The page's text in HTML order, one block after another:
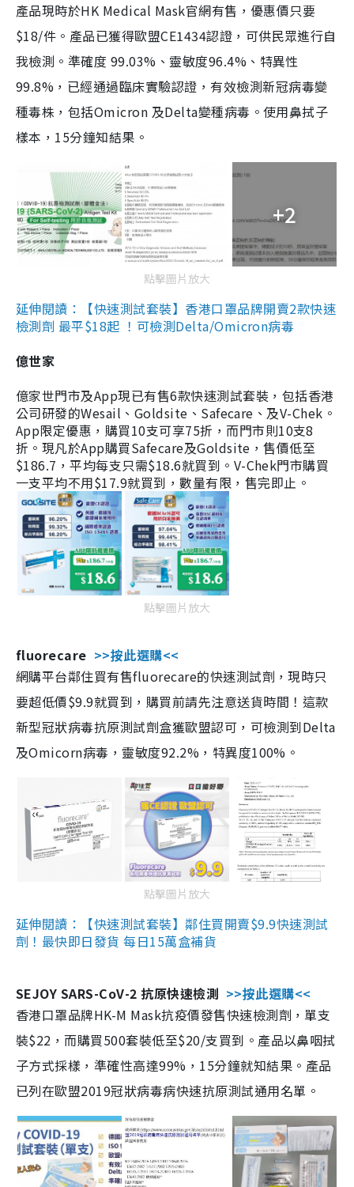
產品現時於HK Medical Mask官網有售，優惠價只要
$18/件。產品已獲得歐盟CE1434認證，可供民眾進行自
我檢測。準確度 99.03%、靈敏度96.4%、特異性
99.8%，已經通過臨床實驗認證，有效檢測新冠病毒變
種毒株，包括Omicron 及Delta變種病毒。使用鼻拭子
樣本，15分鐘知結果。
+2
點擊圖片放大
延伸閱讀：【快速測試套裝】香港口罩品牌開賣2款快速
檢測劑 最平$18起 ！可檢測Delta/Omicron病毒
億世家
億家世門市及App現已有售6款快速測試套裝，包括香港
公司研發的Wesail、Goldsite、Safecare、及V-Chek。
App限定優惠，購買10支可享75折，而門市則10支8
折。現凡於App購買Safecare及Goldsite，售價低至
$186.7，平均每支只需$18.6就買到。V-Chek門市購買
一支平均不用$17.9就買到，數量有限，售完即止。
點擊圖片放大
fluorecare >>按此選購<<
網購平台鄰住買有售fluorecare的快速測試劑，現時只
要超低價$9.9就買到，購買前請先注意送貨時間！這款
新型冠狀病毒抗原測試劑盒獲歐盟認可，可檢測到Delta
及Omicorn病毒，靈敏度92.2%，特異度100%。
點擊圖片放大
延伸閱讀：【快速測試套裝】鄰住買開賣$9.9快速測試
劑！最快即日發貨 每日15萬盒補貨
SEJOY SARS-CoV-2 抗原快速檢測 >>按此選購<<
香港口罩品牌HK-M Mask抗疫價發售快速檢測劑，單支
裝$22，而購買500套裝低至$20/支買到。產品以鼻咽拭
子方式採樣，準確性高達99%，15分鐘就知結果。產品
已列在歐盟2019冠狀病毒病快速抗原測試通用名單。